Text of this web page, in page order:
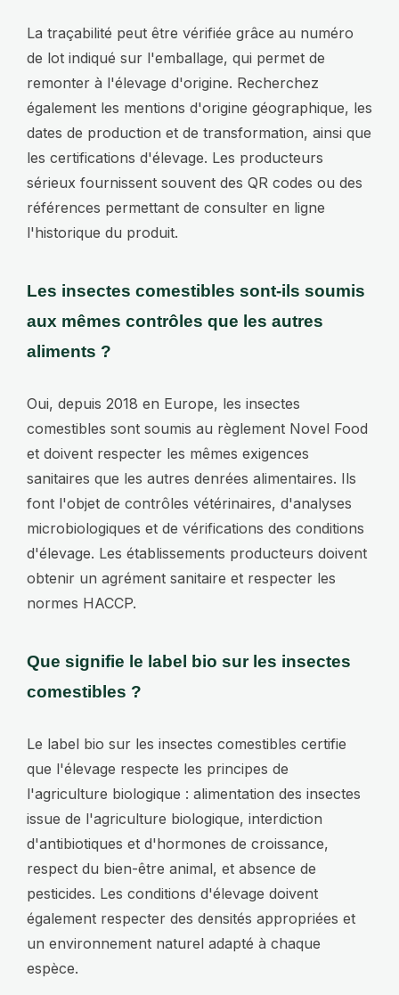
La traçabilité peut être vérifiée grâce au numéro
de lot indiqué sur l'emballage, qui permet de
remonter à l'élevage d'origine. Recherchez
également les mentions d'origine géographique, les
dates de production et de transformation, ainsi que
les certifications d'élevage. Les producteurs
sérieux fournissent souvent des QR codes ou des
références permettant de consulter en ligne
l'historique du produit.
Les insectes comestibles sont-ils soumis
aux mêmes contrôles que les autres
aliments ?
Oui, depuis 2018 en Europe, les insectes
comestibles sont soumis au règlement Novel Food
et doivent respecter les mêmes exigences
sanitaires que les autres denrées alimentaires. Ils
font l'objet de contrôles vétérinaires, d'analyses
microbiologiques et de vérifications des conditions
d'élevage. Les établissements producteurs doivent
obtenir un agrément sanitaire et respecter les
normes HACCP.
Que signifie le label bio sur les insectes
comestibles ?
Le label bio sur les insectes comestibles certifie
que l'élevage respecte les principes de
l'agriculture biologique : alimentation des insectes
issue de l'agriculture biologique, interdiction
d'antibiotiques et d'hormones de croissance,
respect du bien-être animal, et absence de
pesticides. Les conditions d'élevage doivent
également respecter des densités appropriées et
un environnement naturel adapté à chaque
espèce.